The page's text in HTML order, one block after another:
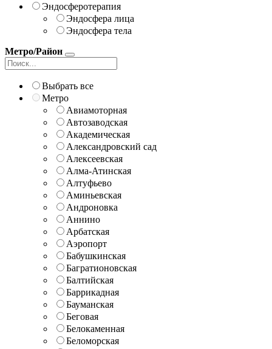
Эндосферотерапия
Эндосфера лица
Эндосфера тела
Метро/Район
Выбрать все
Метро
Авиамоторная
Автозаводская
Академическая
Александровский сад
Алексеевская
Алма-Атинская
Алтуфьево
Аминьевская
Андроновка
Аннино
Арбатская
Аэропорт
Бабушкинская
Багратионовская
Балтийская
Баррикадная
Бауманская
Беговая
Белокаменная
Беломорская